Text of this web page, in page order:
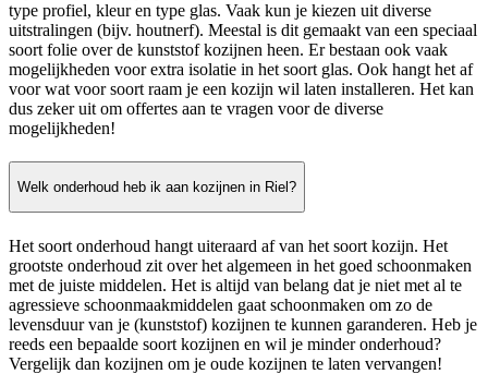
type profiel, kleur en type glas. Vaak kun je kiezen uit diverse
uitstralingen (bijv. houtnerf). Meestal is dit gemaakt van een speciaal
soort folie over de kunststof kozijnen heen. Er bestaan ook vaak
mogelijkheden voor extra isolatie in het soort glas. Ook hangt het af
voor wat voor soort raam je een kozijn wil laten installeren. Het kan
dus zeker uit om offertes aan te vragen voor de diverse
mogelijkheden!
Welk onderhoud heb ik aan kozijnen in Riel?
Het soort onderhoud hangt uiteraard af van het soort kozijn. Het
grootste onderhoud zit over het algemeen in het goed schoonmaken
met de juiste middelen. Het is altijd van belang dat je niet met al te
agressieve schoonmaakmiddelen gaat schoonmaken om zo de
levensduur van je (kunststof) kozijnen te kunnen garanderen. Heb je
reeds een bepaalde soort kozijnen en wil je minder onderhoud?
Vergelijk dan kozijnen om je oude kozijnen te laten vervangen!